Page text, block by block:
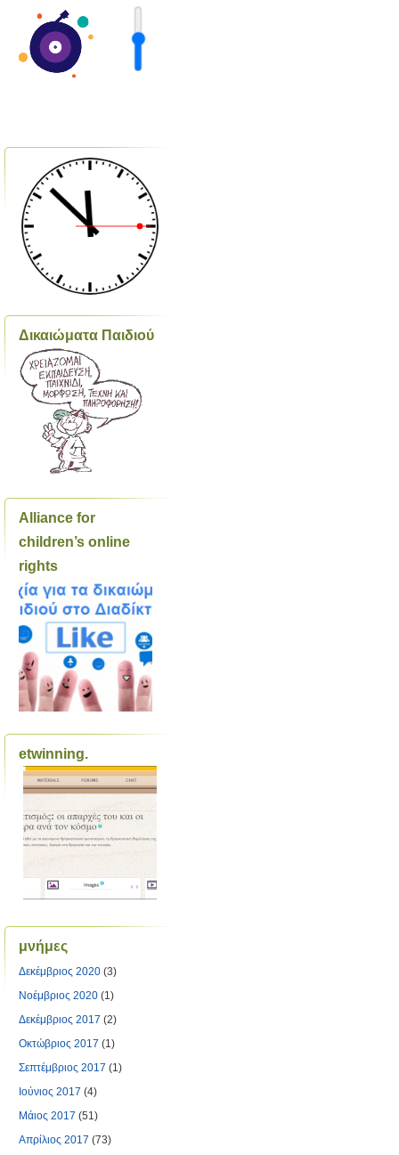
Δικαιώματα Παιδιού
Alliance for
children’s online
rights
etwinning.
μνήμες
Δεκέμβριος 2020 (3)
Νοέμβριος 2020 (1)
Δεκέμβριος 2017 (2)
Οκτώβριος 2017 (1)
Σεπτέμβριος 2017 (1)
Ιούνιος 2017 (4)
Μάιος 2017 (51)
Απρίλιος 2017 (73)